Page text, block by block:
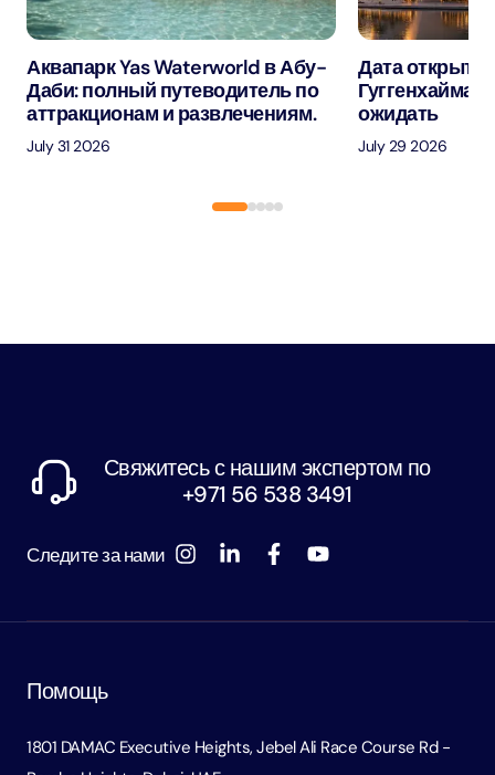
Аквапарк Yas Waterworld в Абу-
Даби: полный путеводитель по
аттракционам и развлечениям.
July 31 2026
Дата
Гуггенхайма
ожидать
July 29 2026
Свяжитесь с нашим экспертом по
+971 56 538 3491
Следите за нами
Помощь
1801 DAMAC Executive Heights, Jebel Ali Race Course Rd -